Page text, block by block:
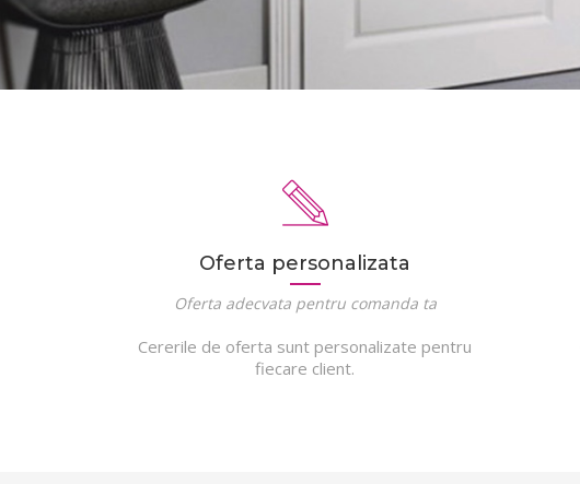
Oferta personalizata
Oferta adecvata pentru comanda ta
Cererile de oferta sunt personalizate pentru
fiecare client.